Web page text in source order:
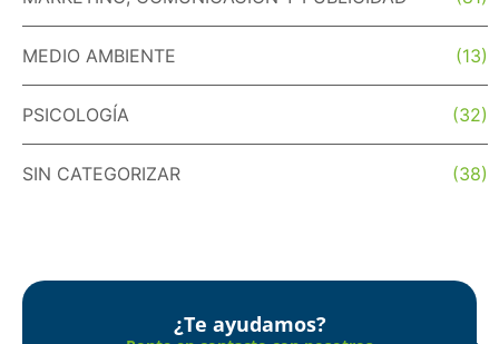
MEDIO AMBIENTE (13)
PSICOLOGÍA (32)
SIN CATEGORIZAR (38)
¿Te ayudamos?